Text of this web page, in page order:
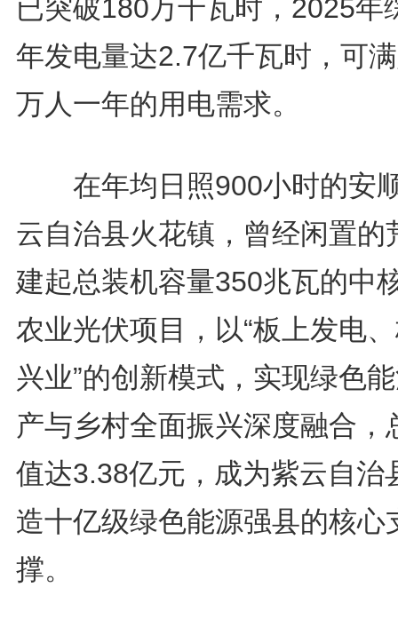
已突破180万千瓦时，2025年
年发电量达2.7亿千瓦时，可
万人一年的用电需求。
在年均日照900小时的安
云自治县火花镇，曾经闲置的
建起总装机容量350兆瓦的中
农业光伏项目，以“板上发电
兴业”的创新模式，实现绿色
产与乡村全面振兴深度融合，
值达3.38亿元，成为紫云自治
造十亿级绿色能源强县的核心
撑。